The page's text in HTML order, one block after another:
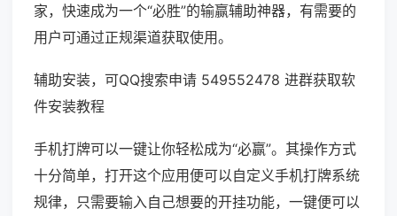
家，快速成为一个“必胜”的输赢辅助神器，有需要的
用户可通过正规渠道获取使用。
辅助安装，可QQ搜索申请 549552478 进群获取软
件安装教程
手机打牌可以一键让你轻松成为“必赢”。其操作方式
十分简单，打开这个应用便可以自定义手机打牌系统
规律，只需要输入自己想要的开挂功能，一键便可以